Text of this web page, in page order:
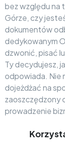
bez względu na
Górze, czy
dokumentów
dedykowanym
dzwonić, pisać
Ty decydujesz,
odpowiada. Nie
dojeżdżać na
zaoszczędzony
prowadzenie